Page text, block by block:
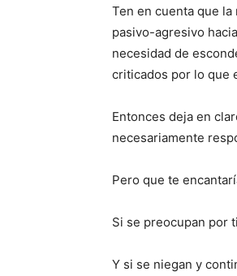
Ten en cuenta que
pasivo-agresivo
necesidad de
criticados por lo que
Entonces deja en
necesariamente
Pero que te
Si se preocupan por
Y si se niegan y